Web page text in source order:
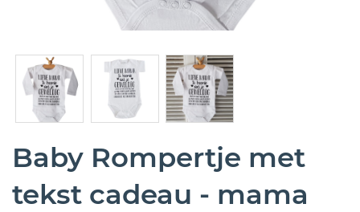
Baby Rompertje met
tekst cadeau - mama